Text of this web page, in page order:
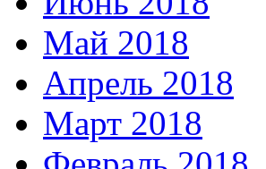
Май 2018
Апрель 2018
Март 2018